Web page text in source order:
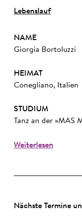
Lebenslauf
NAME
Giorgia Bortoluzzi
HEIMAT
Conegliano, Italien
STUDIUM
Tanz an der »MAS
Weiterlesen
Nächste Termine